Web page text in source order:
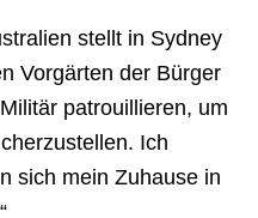
stellt in Sydney
Vorgärten der Bürger
patrouillieren, um
Ich
sich mein Zuhause in